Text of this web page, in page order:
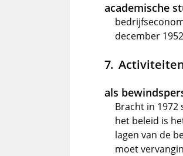
academische
december 1952
als
Bracht in
het beleid is
lagen van de
moet